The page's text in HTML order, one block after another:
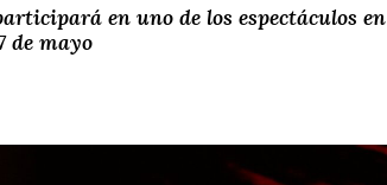
en uno de los espectáculos en
de mayo